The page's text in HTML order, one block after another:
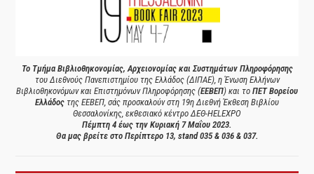
Το Τμήμα Βιβλιοθηκονομίας, Αρχειονομίας και Συστημάτων Πληροφόρησης
του Διεθνούς Πανεπιστημίου της Ελλάδος (ΔΙΠΑΕ), η Ένωση Ελλήνων
Βιβλιοθηκονόμων και Επιστημόνων Πληροφόρησης (ΕΕΒΕΠ) και το ΠΕΤ Βορείου
Ελλάδος της ΕΕΒΕΠ, σάς προσκαλούν στη 19η Διεθνή Έκθεση Βιβλίου
Θεσσαλονίκης, εκθεσιακό κέντρο ΔΕΘ-HELEXPO
Πέμπτη 4 έως την Κυριακή 7 Μαΐου 2023.
Θα μας βρείτε στο Περίπτερο 13, stand 035 & 036 & 037.